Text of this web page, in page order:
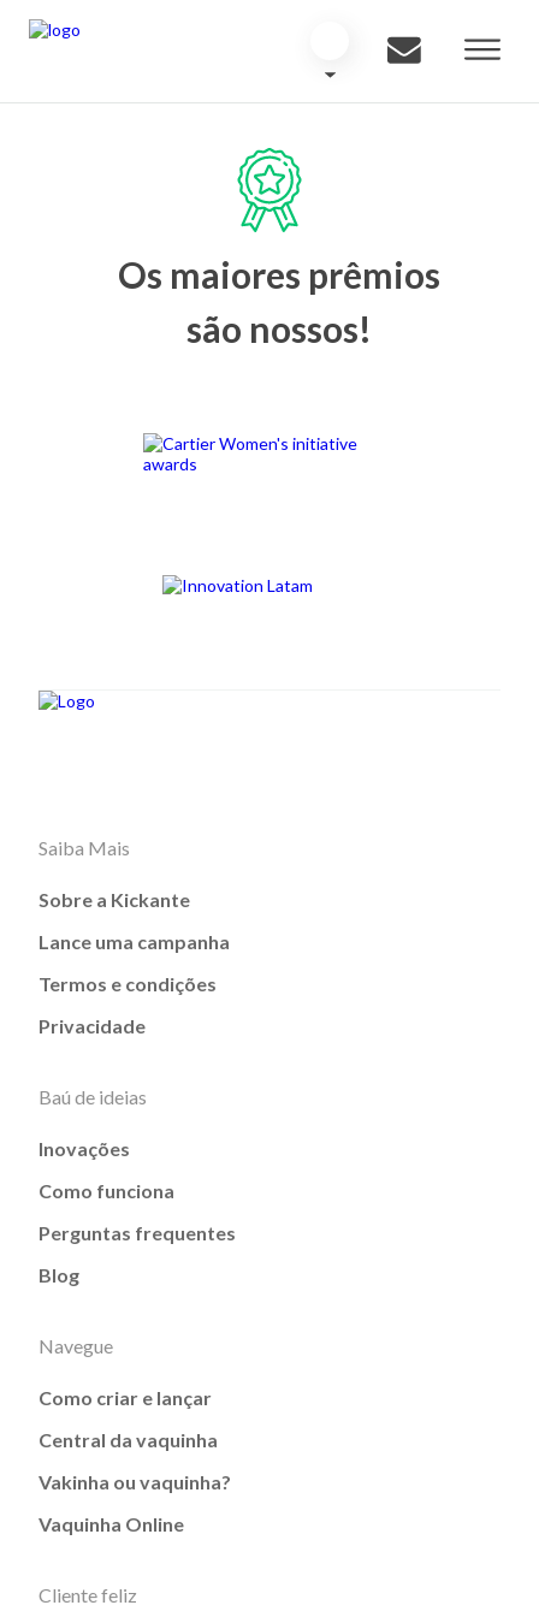
Os maiores prêmios
são nossos!
Saiba Mais
Sobre a Kickante
Lance uma campanha
Termos e condições
Privacidade
Baú de ideias
Inovações
Como funciona
Perguntas frequentes
Blog
Navegue
Como criar e lançar
Central da vaquinha
Vakinha ou vaquinha?
Vaquinha Online
Cliente feliz